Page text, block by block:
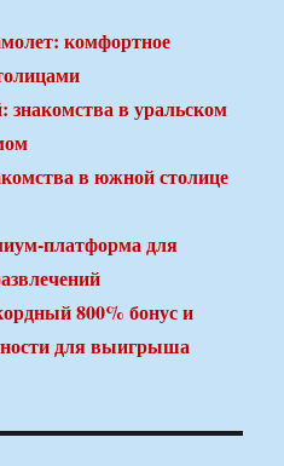
комфортное
знакомства в уральском
в южной столице
платформа для
800% бонус и
для выигрыша